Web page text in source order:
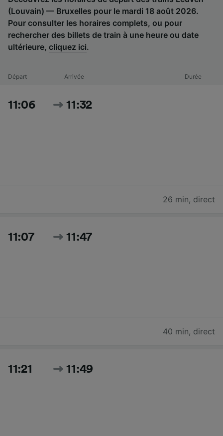
(Louvain) — Bruxelles pour le mardi 18 août 2026.
Pour consulter les horaires complets, ou pour
rechercher des billets de train à une heure ou date
ultérieure, cliquez ici.
Départ Arrivée Durée
11:06 11:32
26 min, direct
11:07 11:47
40 min, direct
11:21 11:49